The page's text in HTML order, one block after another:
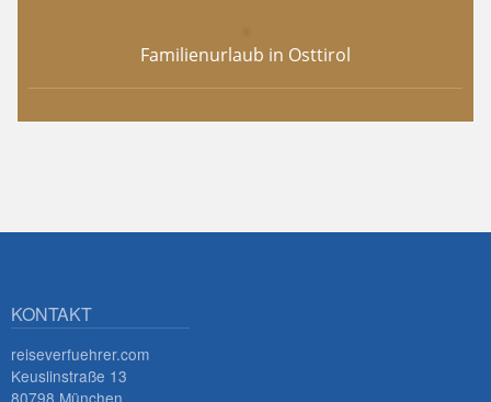
Familienurlaub in Osttirol
KONTAKT
reiseverfuehrer.com
Keuslinstraße 13